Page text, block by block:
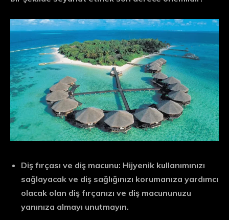
Diş fırçası ve diş macunu: Hijyenik kullanımınızı
sağlayacak ve diş sağlığınızı korumanıza yardımcı
olacak olan diş fırçanızı ve diş macununuzu
yanınıza almayı unutmayın.